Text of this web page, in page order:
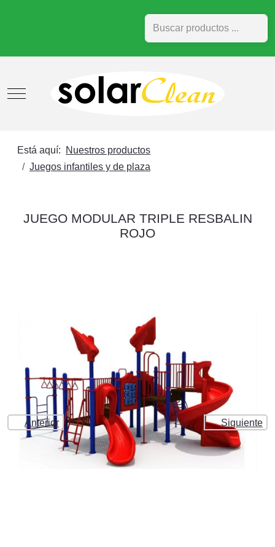
Buscar
Mobile Menu Toggle
Está aquí:
Nuestros productos
Juegos infantiles y de plaza
JUEGO MODULAR TRIPLE RESBALIN
ROJO
Anterior Siguiente